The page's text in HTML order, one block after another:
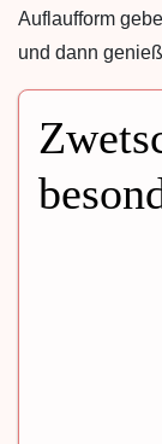
Auflaufform
und dann